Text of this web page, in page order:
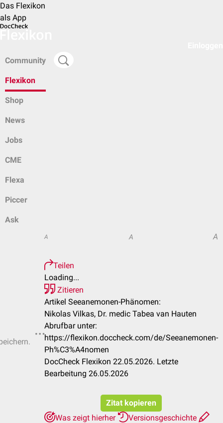
Das Flexikon
als App
Community
Flexikon
Shop
News
Jobs
CME
Flexa
Piccer
Ask
A A A
Teilen
Loading...
Zitieren
Artikel Seeanemonen-Phänomen:
Nikolas Vilkas, Dr. medic Tabea van Hauten
Abrufbar unter:
https://flexikon.doccheck.com/de/Seeanemonen-
Ph%C3%A4nomen
DocCheck Flexikon 22.05.2026. Letzte
Bearbeitung 26.05.2026
Zitat kopieren
Was zeigt hierher
Versionsgeschichte